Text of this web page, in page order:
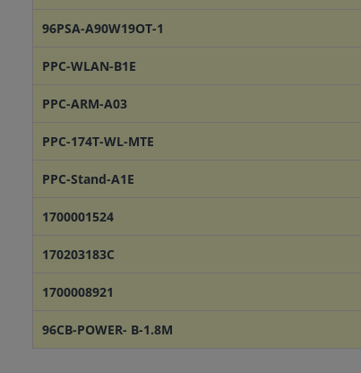
96PSA-A90W19OT-1
PPC-WLAN-B1E
PPC-ARM-A03
PPC-174T-WL-MTE
PPC-Stand-A1E
1700001524
170203183C
1700008921
96CB-POWER- B-1.8M